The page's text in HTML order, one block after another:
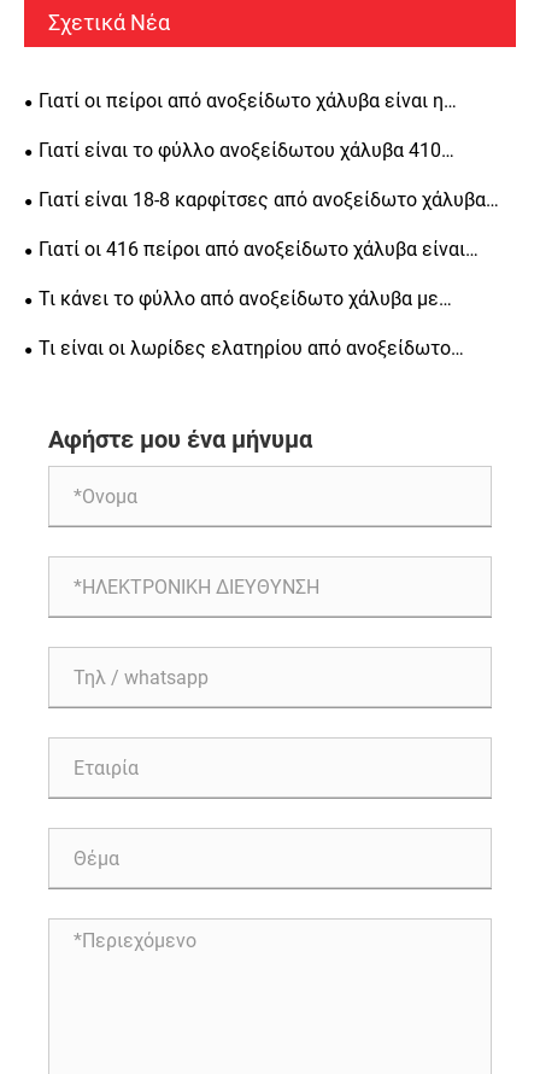
Σχετικά Νέα
Γιατί οι πείροι από ανοξείδωτο χάλυβα είναι η
καλύτερη επιλογή για ευθυγράμμιση ακριβείας, δομική
Γιατί είναι το φύλλο ανοξείδωτου χάλυβα 410
κορυφαία επιλογή για βιομηχανικές εφαρμογές
Γιατί είναι 18-8 καρφίτσες από ανοξείδωτο χάλυβα
απαραίτητες για μηχανική ακριβείας
Γιατί οι 416 πείροι από ανοξείδωτο χάλυβα είναι
απαραίτητοι για μηχανική ακριβείας
Τι κάνει το φύλλο από ανοξείδωτο χάλυβα με
φωτεινό φινίρισμα μια δημοφιλή επιλογή για την
Τι είναι οι λωρίδες ελατηρίου από ανοξείδωτο
Αφήστε μου ένα μήνυμα